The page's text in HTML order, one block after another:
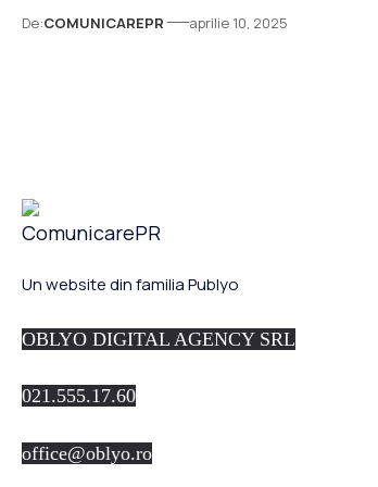
De:COMUNICAREPR aprilie 10, 2025
Un website din familia Publyo
OBLYO DIGITAL AGENCY SRL
021.555.17.60
office@oblyo.ro